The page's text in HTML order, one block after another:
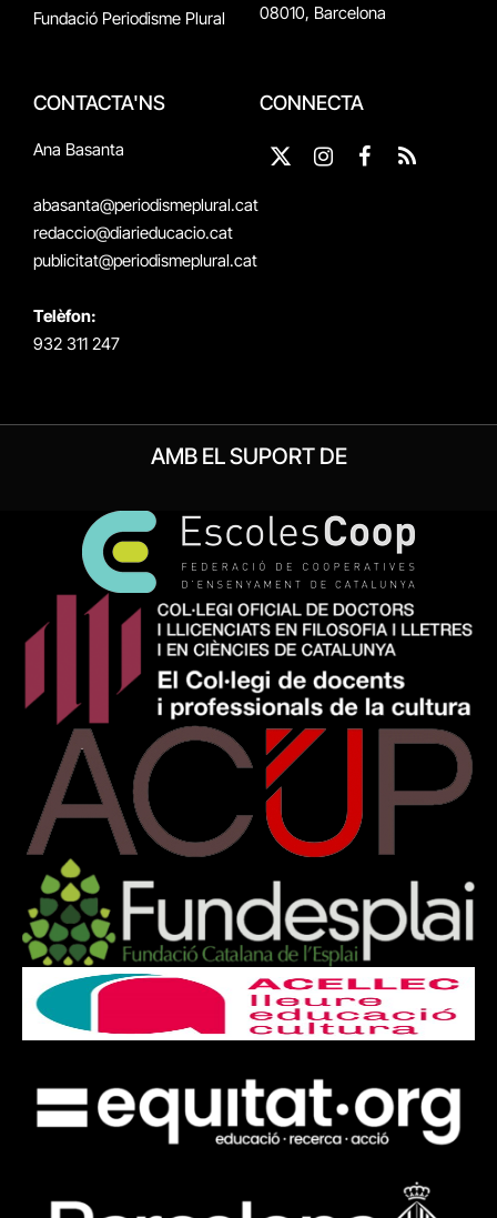
Fundació Periodisme Plural
08010, Barcelona
CONTACTA'NS
Ana Basanta
abasanta@periodismeplural.cat
redaccio@diarieducacio.cat
publicitat@periodismeplural.cat
Telèfon:
932 311 247
CONNECTA
X
InstagramFacebook
RSS
AMB EL SUPORT DE